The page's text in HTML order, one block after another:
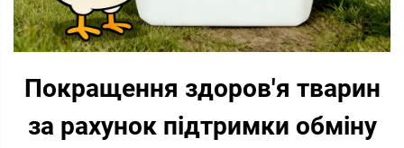
Покращення здоров'я тварин
за рахунок підтримки обміну